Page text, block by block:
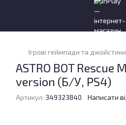
Ігрові геймпади та джойстики
ASTRO BOT Rescue
version (Б/У, PS4)
Артикул: 349323840 Написати